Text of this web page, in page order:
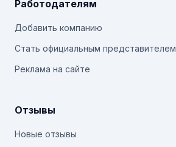
Работодателям
Добавить компанию
Стать официальным представителем
Реклама на сайте
Отзывы
Новые отзывы